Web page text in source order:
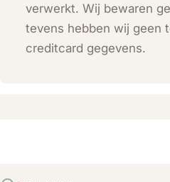
verwerkt. Wij bewaren
tevens hebben wij geen
creditcard gegevens.